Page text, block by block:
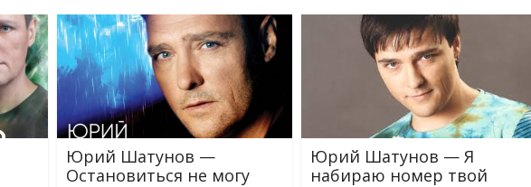
Юрий Шатунов —
Остановиться не могу
Юрий Шатунов — Я
набираю номер твой